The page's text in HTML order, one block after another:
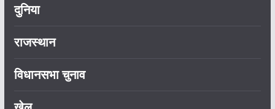
दुनिया
राजस्थान
विधानसभा चुनाव